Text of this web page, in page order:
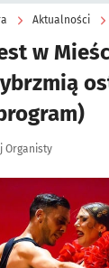
Aktualności
w
Organisty